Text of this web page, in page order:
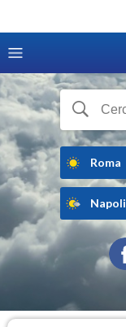
Roma
Napoli